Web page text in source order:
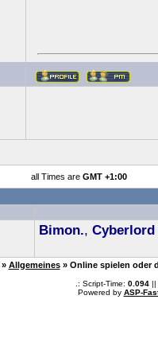
all Times are GMT +1:00
Bimon., Cyberlord
» Allgemeines » Online spielen oder
.: Script-Time: 0.094||
Powered by ASP-